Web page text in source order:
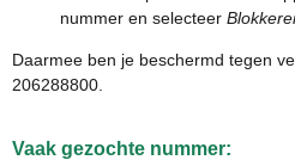
nummer en selecteer
Daarmee ben je beschermd tegen
206288800.
Vaak gezochte nummer: